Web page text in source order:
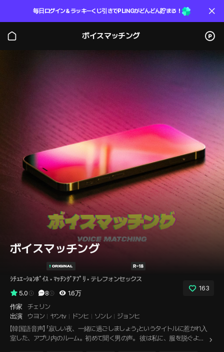
毎日ログイン＆ラッキーくじ引きでPLINGがどんどん貯まる！
ボイスマッチング
ボイスマッチング
ｼﾁｭｴｰｼｮﾝﾎﾞｲｽ • ﾏｯﾁﾝｸﾞｱﾌﾟﾘ • テレフォンセックス
5.0
8 1.6万
163
作家
チェリン
出演
ウヨン ヤンtv ドンヒ ソンレ
ジョンヒ
【韓国語音声】 「寂しい夜、一緒に過ごしましょう」というタイトルに惹かれ入
室した、アプリ内のルーム。初めて聞く男の声。 彼は私に、服を脱ぐよう